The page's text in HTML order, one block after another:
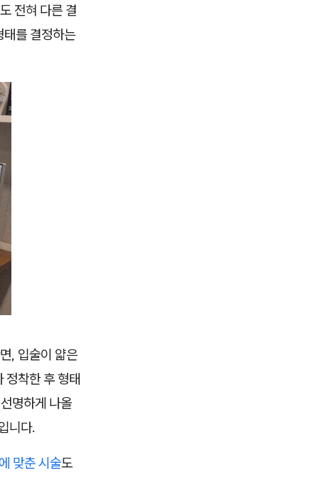
전혀 다른 결
를 결정하는
, 입술이 얇은
정착한 후 형태
명하게 나올
니다.
맞춘 시술도